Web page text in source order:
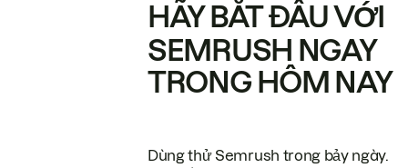
HÃY BẮT ĐẦU VỚI
SEMRUSH NGAY
TRONG HÔM NAY
Dùng thử Semrush trong bảy ngày.